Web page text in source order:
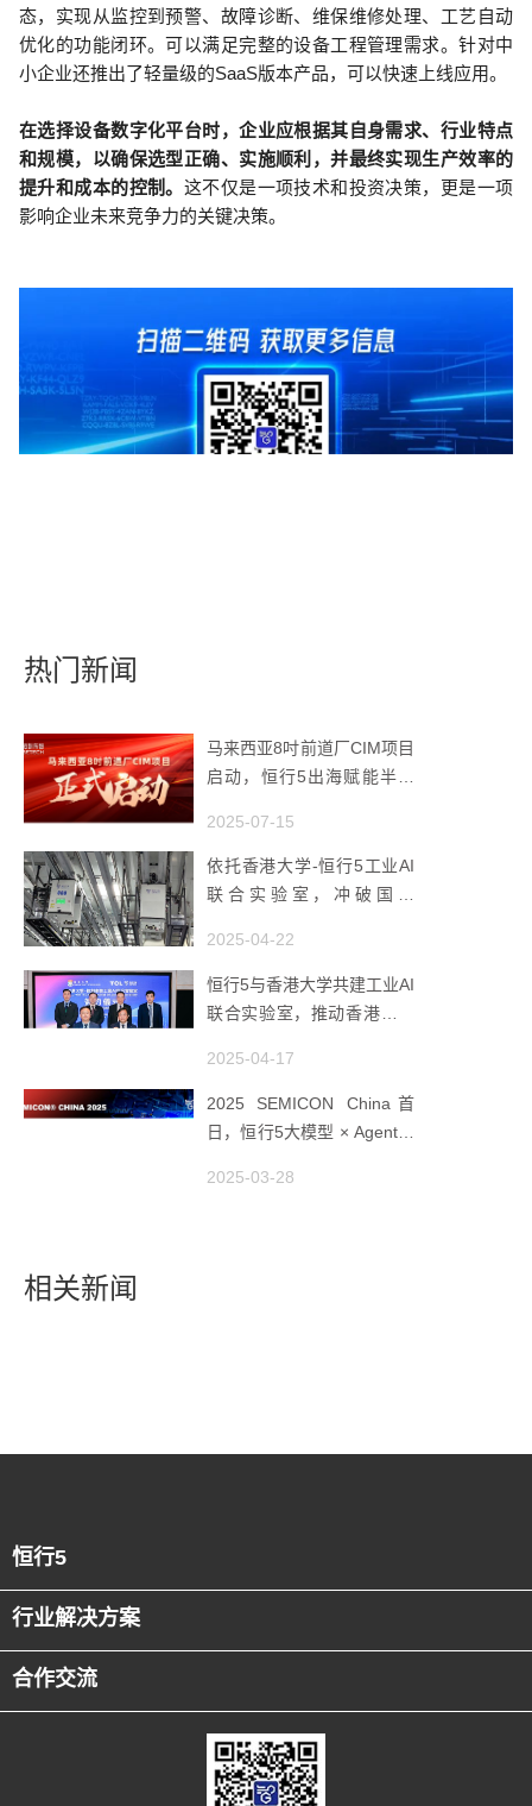
态，实现从监控到预警、故障诊断、维保维修处理、工艺自动
优化的功能闭环。可以满足完整的设备工程管理需求。针对中
小企业还推出了轻量级的SaaS版本产品，可以快速上线应用。
在选择设备数字化平台时，企业应根据其自身需求、行业特点
和规模，以确保选型正确、实施顺利，并最终实现生产效率的
提升和成本的控制。 这不仅是一项技术和投资决策，更是一项
影响企业未来竞争力的关键决策。
热门新闻
马来西亚8吋前道厂CIM项目
启动，恒行5出海赋能半导
2025-07-15
依托香港大学-恒行5工业AI
联合实验室，冲破国产
2025-04-22
恒行5与香港大学共建工业AI
联合实验室，推动香港成为
2025-04-17
2025 SEMICON China首
日，恒行5大模型 × Agent研
潮
2025-03-28
相关新闻
恒行5
行业解决方案
合作交流